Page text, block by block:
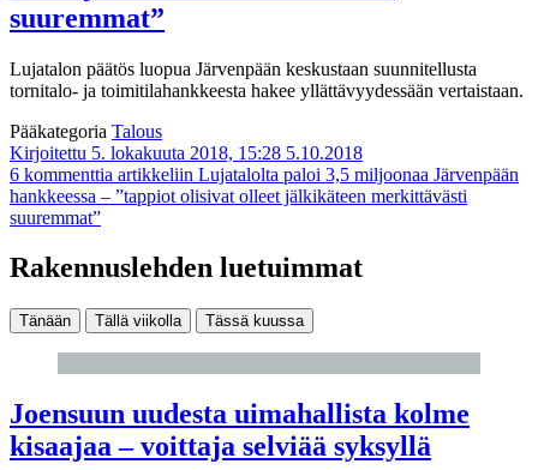
suuremmat”
Lujatalon päätös luopua Järvenpään keskustaan suunnitellusta
tornitalo- ja toimitilahankkeesta hakee yllättävyydessään vertaistaan.
Pääkategoria Talous
Kirjoitettu 5. lokakuuta 2018, 15:28 5.10.2018
6 kommenttia artikkeliin Lujatalolta paloi 3,5 miljoonaa Järvenpään
hankkeessa – ”tappiot olisivat olleet jälkikäteen merkittävästi
suuremmat”
Rakennuslehden luetuimmat
Tänään Tällä viikolla Tässä kuussa
Joensuun uudesta uimahallista kolme
kisaajaa – voittaja selviää syksyllä